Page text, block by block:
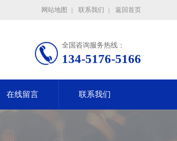
网站地图 | 联系我们 | 返回首页
全国咨询服务热线：
134-5176-5166
在线留言 联系我们